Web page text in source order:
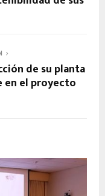
de su planta
en el proyecto